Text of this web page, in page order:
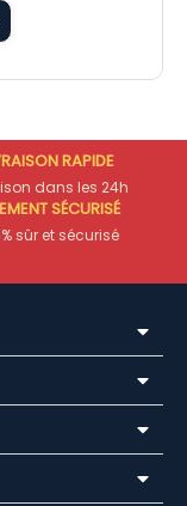
RAPIDE
dans les 24h
SÉCURISÉ
sûr et sécurisé